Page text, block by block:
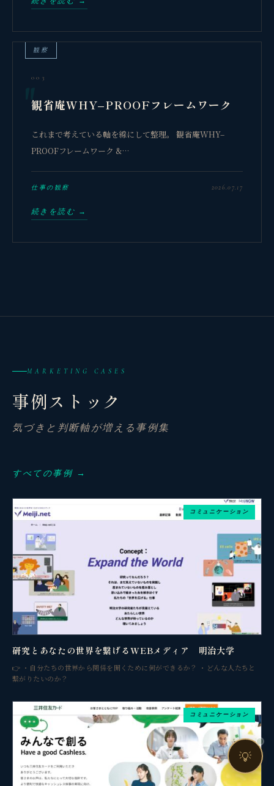
観察
003
観省庵WHY–PROOFフレームワーク
これまで考えている軸を線にして整理。 観省庵WHY–
PROOFフレームワーク &…
仕事の観察 2026.07.17
続きを読む →
MARKETING CASES
事例ストック
気づきと判断軸が増える事例集
すべての事例 →
コミュニケーション
研究とあなたの世界を繋げるWEBメディア 明治大学
👉 ・自分たちの世界から関係を開くために何ができるか？ ・どんな人たちと
繋がりたいのか？
コミュニケーション
💡
BUSINESS CONSULTING
個人事業主・経営者・マーケターの方へ。
売上・集客・ブランドの悩みをお聞きします。
📈 利益を増やしたい
❤️ ファンを増やしたい
🔍 現状サイトを分析したい
🤝 コンサルティングって？
🧭 個人コーチングとは？
お問い合わせ